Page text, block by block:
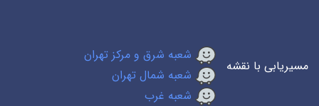
مسیریابی با نقشه
شعبه شرق و مرکز تهران
شعبه شمال تهران
شعبه غرب